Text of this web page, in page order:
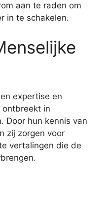
aan te raden om
in te schakelen.
expertise en
ontbreekt in
Door hun kennis van
zij zorgen voor
vertalingen die de